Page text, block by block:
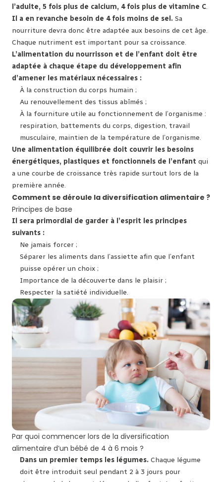
l’adulte, 5 fois plus de calcium, 4 fois plus de vitamine C.
Il a en revanche besoin de 4 fois moins de sel. Sa
nourriture devra donc être adaptée aux besoins de cet âge.
Chaque nutriment est important pour sa croissance.
L’alimentation du nourrisson et de l’enfant doit être
adaptée à chaque étape du développement afin
d’amener les matériaux nécessaires :
À la construction du corps humain ;
Au renouvellement des tissus abîmés ;
À la fourniture utile au fonctionnement de l’organisme :
respiration, battements du corps, digestion, travail
musculaire, maintien de la température de l’organisme.
Une alimentation équilibrée doit couvrir les besoins
énergétiques, plastiques et fonctionnels de l’enfant qui
a une courbe de croissance très rapide surtout lors de la
première année.
Comment se déroule la diversification alimentaire ?
Principes de base
Il sera primordial de garder à l’esprit les principes
suivants :
Ne jamais forcer ;
Séparer les aliments dans l’assiette afin que l’enfant
puisse opérer un choix ;
Importance de la découverte dans le plaisir ;
Respecter la satiété individuelle.
Par quoi commencer lors de la diversification
alimentaire d’un bébé de 4 à 6 mois ?
Dans un premier temps les légumes. Chaque légume
doit être introduit seul pendant 2 à 3 jours pour